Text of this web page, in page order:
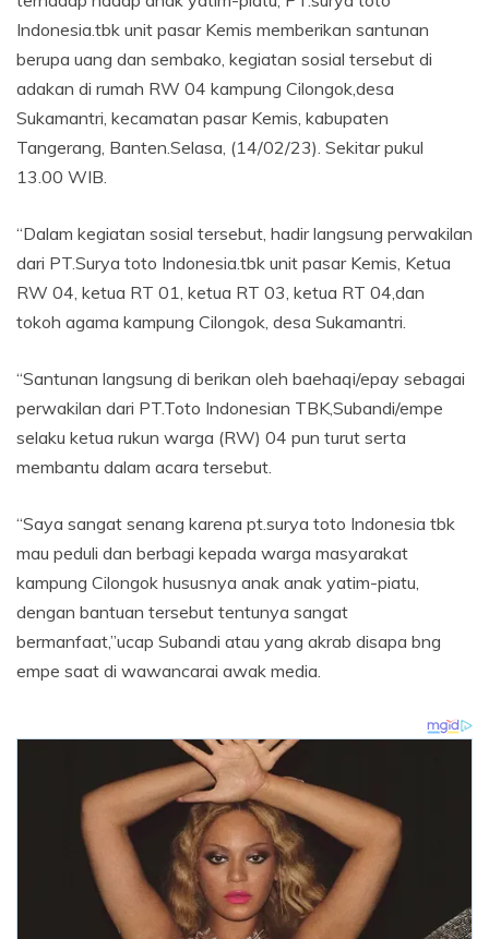
Indonesia.tbk unit pasar Kemis memberikan santunan
berupa uang dan sembako, kegiatan sosial tersebut di
adakan di rumah RW 04 kampung Cilongok,desa
Sukamantri, kecamatan pasar Kemis, kabupaten
Tangerang, Banten.Selasa, (14/02/23). Sekitar pukul
13.00 WIB.
“Dalam kegiatan sosial tersebut, hadir langsung perwakilan
dari PT.Surya toto Indonesia.tbk unit pasar Kemis, Ketua
RW 04, ketua RT 01, ketua RT 03, ketua RT 04,dan
tokoh agama kampung Cilongok, desa Sukamantri.
“Santunan langsung di berikan oleh baehaqi/epay sebagai
perwakilan dari PT.Toto Indonesian TBK,Subandi/empe
selaku ketua rukun warga (RW) 04 pun turut serta
membantu dalam acara tersebut.
“Saya sangat senang karena pt.surya toto Indonesia tbk
mau peduli dan berbagi kepada warga masyarakat
kampung Cilongok hususnya anak anak yatim-piatu,
dengan bantuan tersebut tentunya sangat
bermanfaat,”ucap Subandi atau yang akrab disapa bng
empe saat di wawancarai awak media.